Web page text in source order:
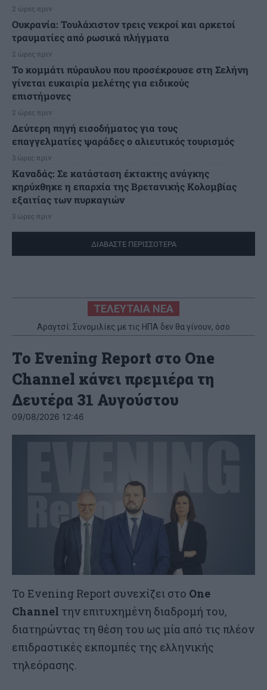
2 ώρες πριν
Ουκρανία: Τουλάχιστον τρεις νεκροί και αρκετοί
τραυματίες από ρωσικά πλήγματα
2 ώρες πριν
Το κομμάτι πύραυλου που προσέκρουσε στη Σελήνη
γίνεται ευκαιρία μελέτης για ειδικούς
επιστήμονες
2 ώρες πριν
Δεύτερη πηγή εισοδήματος για τους
επαγγελματίες ψαράδες ο αλιευτικός τουρισμός
3 ώρες πριν
Καναδάς: Σε κατάσταση έκτακτης ανάγκης
κηρύχθηκε η επαρχία της Βρετανικής Κολομβίας
εξαιτίας των πυρκαγιών
3 ώρες πριν
ΔΙΑΒΑΣΤΕ ΠΕΡΙΣΣΟΤΕΡΑ